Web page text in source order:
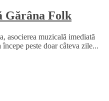
Gărâna Folk
asocierea muzicală imediată
peste doar câteva zile...